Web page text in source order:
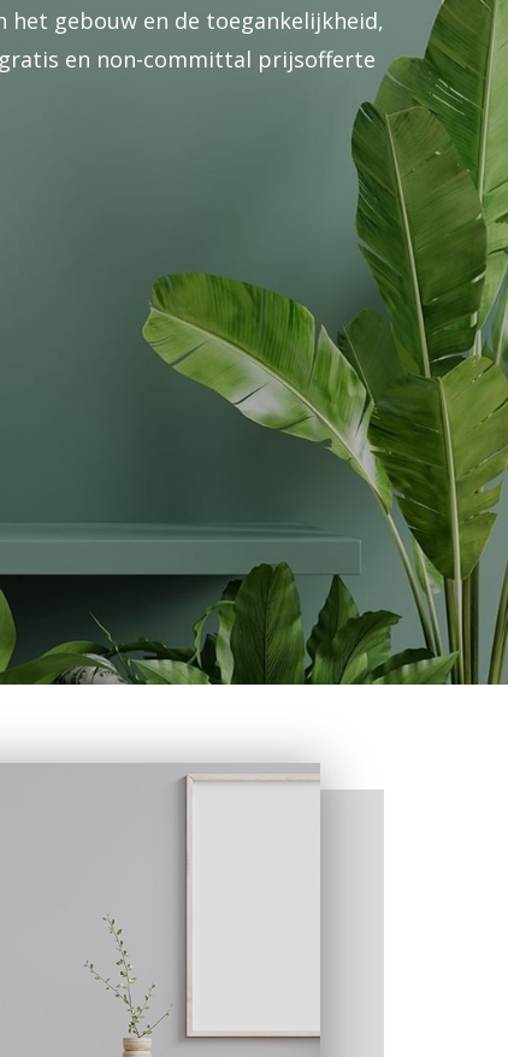
het gebouw en de toegankelijkheid,
en non-committal prijsofferte